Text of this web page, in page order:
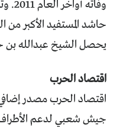
حاشد المستفيد الأكبر من
يحصل الشيخ عبدالله بن حسين
اقتصاد الحرب
اقتصاد الحرب مصدر
جيش شعبي لدعم الأطراف